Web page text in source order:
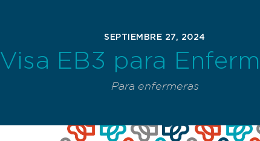
SEPTIEMBRE 27, 2024
Visa EB3 para
Para enfermeras